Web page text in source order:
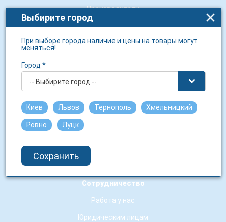
Производители
Бренды
О нас
Новости сети
Гарантия качества
Аптечные заведения-партнеры
Сотрудничество
Работа у нас
Юридическим лицам
Выбирите город
При выборе города наличие и цены на товары могут
меняться!
Город *
-- Выбирите город --
Киев Львов Тернополь Хмельницкий
Ровно Луцк
Сохранить